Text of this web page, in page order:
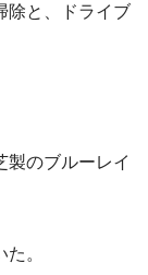
除と、ドライブ
製のブルーレイ
。